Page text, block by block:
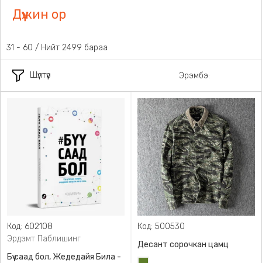
Дүүжин ор
Шүүлтүүр
31 - 60 / Нийт 2499 бараа
Эрэмбэ:
Код: 602108
Эрдэмт Паблишинг
Бүү саад бол, Жедедайя Била -
Код: 500530
Десант сорочкан цамц